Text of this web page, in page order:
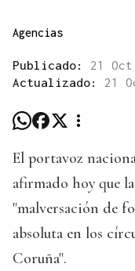
Agencias
Publicado: 21
Actualizado: 21
El portavoz
afirmado hoy que
"malversación de
absoluta en los
Coruña".